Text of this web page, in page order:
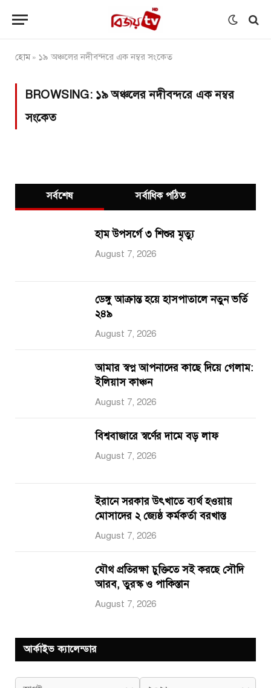
হোম» ১৯ অঞ্চলের নদীবন্দরে এক নম্বর সংকেত
BROWSING: ১৯ অঞ্চলের নদীবন্দরে এক নম্বর
সংকেত
সর্বশেষ সর্বাধিক পঠিত
হাম উপসর্গে ৩ শিশুর মৃত্যু
August 7, 2026
ডেঙ্গু আক্রান্ত হয়ে হাসপাতালে নতুন ভর্তি
২৪৯
August 7, 2026
আমার স্বপ্ন আপনাদের কাছে দিয়ে গেলাম:
ইলিয়াস কাঞ্চন
August 7, 2026
বিশ্ববাজারে স্বর্ণের দামে বড় লাফ
August 7, 2026
ইরানে সরকার উৎখাতে ব্যর্থ হওয়ায়
মোসাদের ২ জ্যেষ্ঠ কর্মকর্তা বরখাস্ত
August 7, 2026
যৌথ প্রতিরক্ষা চুক্তিতে সই করছে সৌদি
আরব, তুরস্ক ও পাকিস্তান
August 7, 2026
আর্কাইভ ক্যালেন্ডার